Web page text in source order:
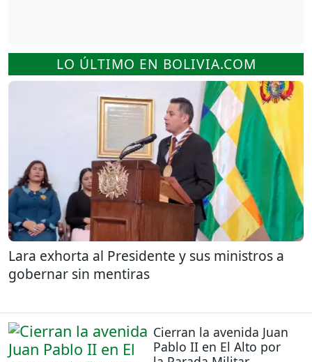
LO ÚLTIMO EN BOLIVIA.COM
Lara exhorta al Presidente y sus ministros a
gobernar sin mentiras
Cierran la avenida Juan
Pablo II en El Alto por